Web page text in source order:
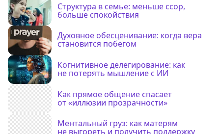
Структура в семье: меньше ссор,
больше спокойствия
Духовное обесценивание: когда вера
становится побегом
Когнитивное делегирование: как
не потерять мышление с ИИ
Как прямое общение спасает
от «иллюзии прозрачности»
Ментальный груз: как матерям
не выгореть и получить поддержку